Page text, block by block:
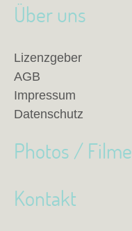
Über uns
Lizenzgeber
AGB
Impressum
Datenschutz
Photos / Filme
Kontakt